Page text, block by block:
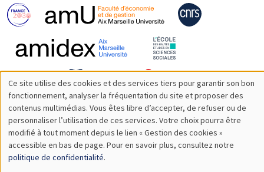
Utilisation
des
données
personnelles
Ce site utilise des cookies et des services tiers pour garantir son bon
fonctionnement, analyser la fréquentation du site et proposer des
contenus multimédias. Vous êtes libre d’accepter, de refuser ou de
personnaliser l’utilisation de ces services. Votre choix pourra être
modifié à tout moment depuis le lien « Gestion des cookies »
accessible en bas de page. Pour en savoir plus, consultez notre
politique de confidentialité.